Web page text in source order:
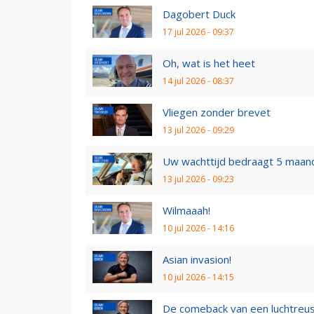
Dagobert Duck
17 jul 2026 - 09:37
Oh, wat is het heet
14 jul 2026 - 08:37
Vliegen zonder brevet
13 jul 2026 - 09:29
Uw wachttijd bedraagt 5
13 jul 2026 - 09:23
Wilmaaah!
10 jul 2026 - 14:16
Asian invasion!
10 jul 2026 - 14:15
De comeback van een luchtreus